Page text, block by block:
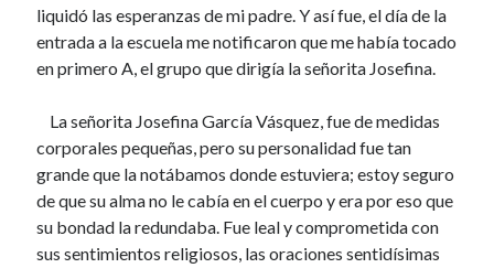
LAS VUELTAS QUE DA LA VIDA
30 junio, 2023
4 junio, 2023
17 abril, 2023
OTROS EFECTOS DE LA PANDEMIA
21 marzo, 2023
LAS REMESAS DE LA MINA
12 marzo, 2023
26 febrero, 2023
liquidó las esperanzas de mi padre. Y así fue, el día de la
entrada a la escuela me notificaron que me había tocado
en primero A, el grupo que dirigía la señorita Josefina.
La señorita Josefina García Vásquez, fue de medidas
corporales pequeñas, pero su personalidad fue tan
grande que la notábamos donde estuviera; estoy seguro
de que su alma no le cabía en el cuerpo y era por eso que
su bondad la redundaba. Fue leal y comprometida con
sus sentimientos religiosos, las oraciones sentidísimas